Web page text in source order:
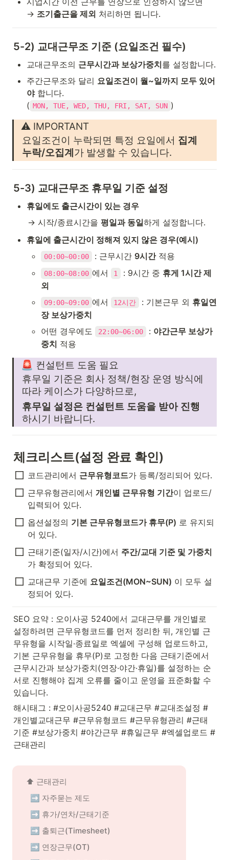
→ 조기출근을 제외 처리하면 됩니다.
5-2) 교대근무조 기준 (요일조건 필수)
교대근무조의 근무시간과 보상가중치를 설정합니다.
주간근무조와 달리 요일조건이 월~일까지 모두 있어
야 합니다.
( MON, TUE, WED, THU, FRI, SAT, SUN )
⚠️ IMPORTANT
요일조건이 누락되면 특정 요일에서 집계
누락/오집계가 발생할 수 있습니다.
5-3) 교대근무조 휴무일 기준 설정
휴일에도 출근시간이 있는 경우
→ 시작/종료시간을 평일과 동일하게 설정합니다.
휴일에 출근시간이 정해져 있지 않은 경우(예시)
00:00~00:00 : 근무시간 9시간 적용
08:00~08:00 에서 1 : 9시간 중 휴게 1시간 제
외
09:00~09:00 에서 12시간 : 기본근무 외 휴일연
장 보상가중치
어떤 경우에도
22:00~06:00 : 야간근무 보상가
중치 적용
🚨 컨설턴트 도움 필요
휴무일 기준은 회사 정책/현장 운영 방식에
따라 케이스가 다양하므로,
휴무일 설정은 컨설턴트 도움을 받아 진행
하시기 바랍니다.
체크리스트(설정 완료 확인)
코드관리에서 근무유형코드가 등록/정리되어 있다.
근무유형관리에서 개인별 근무유형 기간이 업로드/
입력되어 있다.
옵션설정의 기본 근무유형코드가 휴무(P) 로 유지되
어 있다.
근태기준(일자/시간)에서 주간/교대 기준 및 가중치
가 확정되어 있다.
교대근무 기준에 요일조건(MON~SUN) 이 모두 설
정되어 있다.
SEO 요약 : 오이사공 5240에서 교대근무를 개인별로
설정하려면 근무유형코드를 먼저 정리한 뒤, 개인별 근
무유형을 시작일·종료일로 엑셀에 구성해 업로드하고,
기본 근무유형을 휴무(P)로 고정한 다음 근태기준에서
근무시간과 보상가중치(연장·야간·휴일)를 설정하는 순
서로 진행해야 집계 오류를 줄이고 운영을 표준화할 수
있습니다.
해시태그 : #오이사공5240 #교대근무 #교대조설정 #
개인별교대근무 #근무유형코드 #근무유형관리 #근태
기준 #보상가중치 #야간근무 #휴일근무 #엑셀업로드 #
근태관리
⬆️ 근태관리
➡️ 자주묻는 제도
➡️ 휴가/연차/근태기준
➡️ 출퇴근(Timesheet)
➡️ 연장근무(OT)